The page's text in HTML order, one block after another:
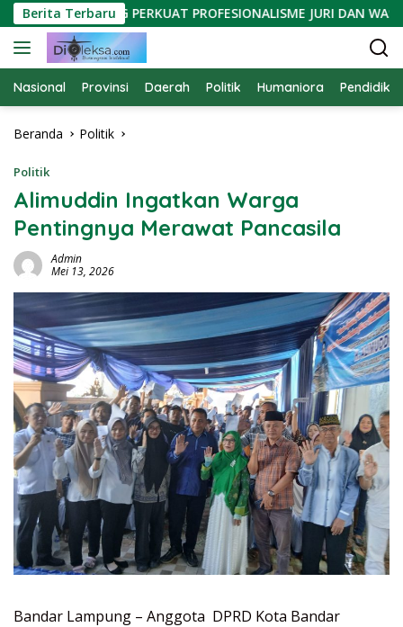
Langsung
ke
konten
Berita Terbaru
LAMPUNG PERKUAT PROFESIONALISME JURI DAN WASIT
Nasional Provinsi Daerah Politik Humaniora
Beranda Politik
Politik
Alimuddin Ingatkan Warga
Pentingnya Merawat Pancasila
Admin
Mei 13, 2026
Bandar Lampung – Anggota DPRD Kota Bandar